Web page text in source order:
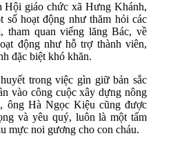
giáo chức xã Hưng Khánh,
số hoạt động như thăm hỏi các
tham quan viếng lăng Bác, về
động như hỗ trợ thành viên,
đặc biệt khó khăn.
trong việc gìn giữ bản sắc
vào công cuộc xây dựng nông
ông Hà Ngọc Kiệu cũng được
và yêu quý, luôn là một tấm
mực noi gương cho con cháu.